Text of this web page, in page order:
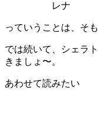
レナ
っていうことは、そ
では続いて、シェラ
きましょ〜。
あわせて読みたい